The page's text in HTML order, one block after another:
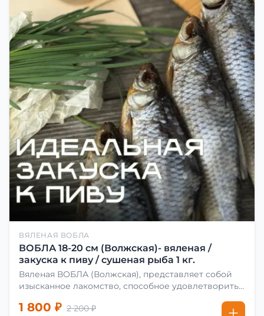
ВЯЛЕНАЯ ВОБЛА
ВОБЛА 18-20 см (Волжская)- вяленая /
закуска к пиву / сушеная рыба 1 кг.
Вяленая ВОБЛА (Волжская), представляет собой
изысканное лакомство, способное удовлетворить
сделать вяленую воблу, её сначала хорошо солят.
1 800 ₽ 2 200 ₽